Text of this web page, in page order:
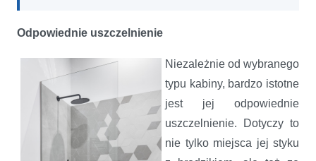
Odpowiednie uszczelnienie
Niezależnie od wybranego
typu kabiny, bardzo istotne
jest jej odpowiednie
uszczelnienie. Dotyczy to
nie tylko miejsca jej styku